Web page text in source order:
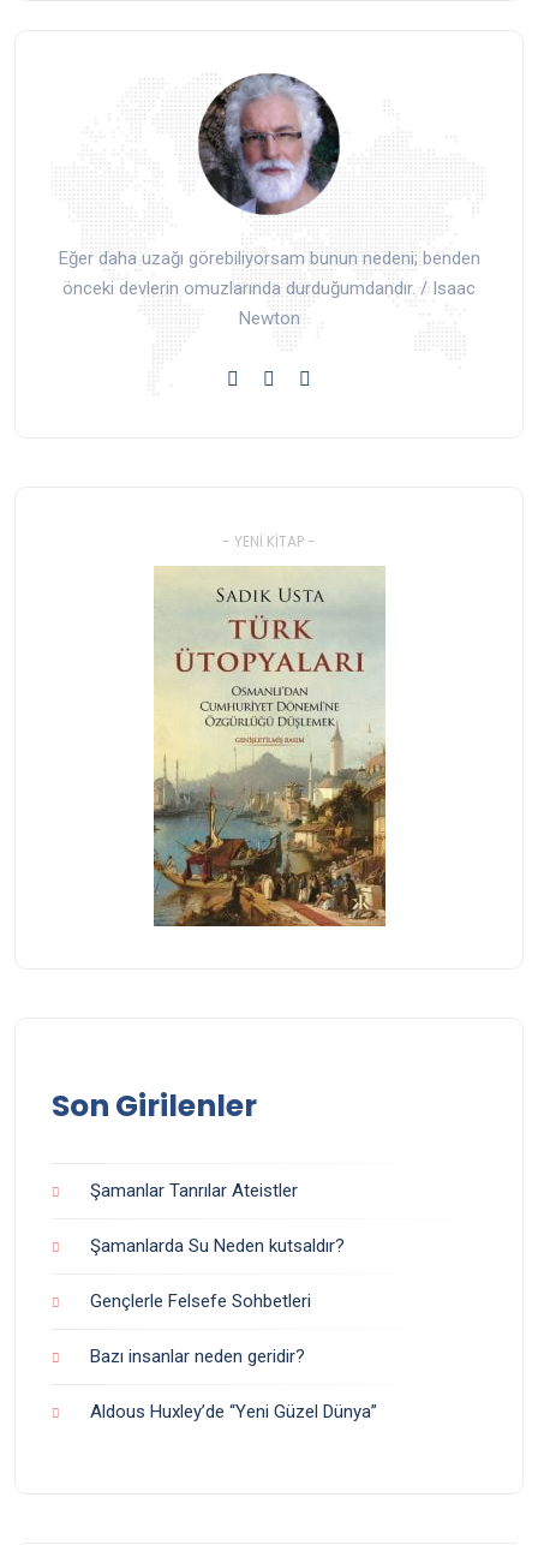
Eğer daha uzağı görebiliyorsam bunun nedeni; benden
önceki devlerin omuzlarında durduğumdandır. / Isaac
Newton
- YENI KITAP -
Son Girilenler
Şamanlar Tanrılar Ateistler
Şamanlarda Su Neden kutsaldır?
Gençlerle Felsefe Sohbetleri
Bazı insanlar neden geridir?
Aldous Huxley’de “Yeni Güzel Dünya”